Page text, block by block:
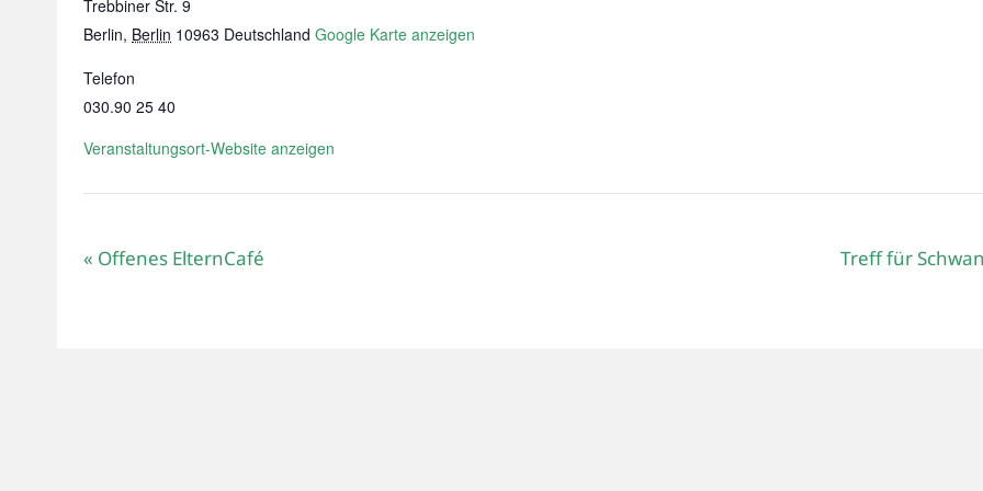
Trebbiner Str. 9
Berlin, Berlin 10963 Deutschland Google Karte anzeigen
Telefon
030.90 25 40
Veranstaltungsort-Website anzeigen
« Offenes ElternCafé Treff für